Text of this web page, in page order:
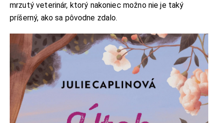
mrzutý veterinár, ktorý nakoniec možno nie je taký
príšerný, ako sa pôvodne zdalo.